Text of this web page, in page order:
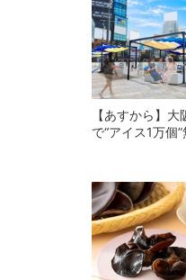
【あすから】
で“アイス1万個
日間限定で、